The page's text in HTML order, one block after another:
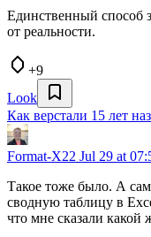
Единственный способ
от реальности.
+9
Look
Как верстали 15 лет
Format-X22 Jul 29 at
Такое тоже было. А
сводную таблицу в
что мне сказали какой